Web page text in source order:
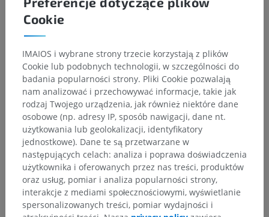
https://www.ncbi.nlm.nih.gov/books/NBK545206/
YousufDar, M. 2015. Neuroanatomical structures of spinal cord–A
review. International Journal of Livestock Research. 5(7), pp. 11-23.
Galeria
Cookie
IMAIOS i wybrane strony trzecie korzystają z plików
Cookie lub podobnych technologii, w szczególności do
badania popularności strony. Pliki Cookie pozwalają
nam analizować i przechowywać informacje, takie jak
rodzaj Twojego urządzenia, jak również niektóre dane
osobowe (np. adresy IP, sposób nawigacji, dane nt.
użytkowania lub geolokalizacji, identyfikatory
jednostkowe). Dane te są przetwarzane w
następujących celach: analiza i poprawa doświadczenia
użytkownika i oferowanych przez nas treści, produktów
oraz usług, pomiar i analiza popularności strony,
interakcje z mediami społecznościowymi, wyświetlanie
spersonalizowanych treści, pomiar wydajności i